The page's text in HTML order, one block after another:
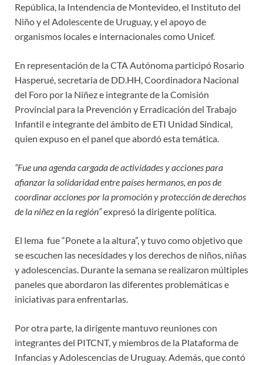
República, la Intendencia de Montevideo, el Instituto del
Niño y el Adolescente de Uruguay, y el apoyo de
organismos locales e internacionales como Unicef.
En representación de la CTA Autónoma participó Rosario
Hasperué, secretaria de DD.HH, Coordinadora Nacional
del Foro por la Niñez e integrante de la Comisión
Provincial para la Prevención y Erradicación del Trabajo
Infantil e integrante del ámbito de ETI Unidad Sindical,
quien expuso en el panel que abordó esta temática.
“Fue una agenda cargada de actividades y acciones para
afianzar la solidaridad entre países hermanos, en pos de
coordinar acciones por la promoción y protección de derechos
de la niñez en la región”expresó la dirigente política.
El lema fue “Ponete a la altura”, y tuvo como objetivo que
se escuchen las necesidades y los derechos de niños, niñas
y adolescencias. Durante la semana se realizaron múltiples
paneles que abordaron las diferentes problemáticas e
iniciativas para enfrentarlas.
Por otra parte, la dirigente mantuvo reuniones con
integrantes del PITCNT, y miembros de la Plataforma de
Infancias y Adolescencias de Uruguay. Además, que contó